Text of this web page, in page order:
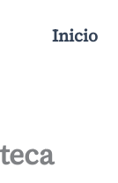
Inicio